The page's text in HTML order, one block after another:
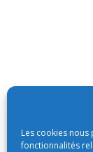
Les cookies
fonctionnalités